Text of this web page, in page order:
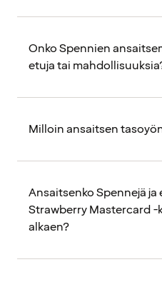
Onko Spennien
etuja tai
Milloin ansaitsen
Ansaitsenko Spennejä
Strawberry Mastercard -
alkaen?